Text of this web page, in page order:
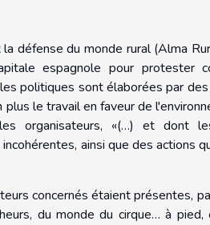
défense du monde rural (Alma
espagnole pour protester
politiques sont élaborées par
le travail en faveur de
organisateurs, «(…) et dont
ainsi que des actions
concernés étaient présentes,
du monde du cirque… à pied,